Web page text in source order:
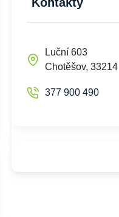
Luční 603
Chotěšov, 33214
377 900 490